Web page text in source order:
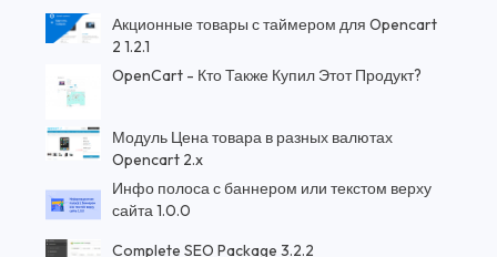
Акционные товары с таймером для Opencart
2 1.2.1
OpenCart - Кто Также Купил Этот Продукт?
Модуль Цена товара в разных валютах
Opencart 2.x
Инфо полоса с баннером или текстом верху
сайта 1.0.0
Complete SEO Package 3.2.2